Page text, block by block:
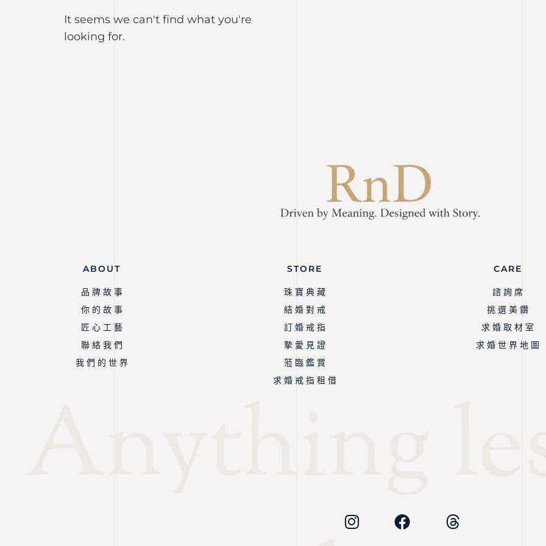
It seems we can't find what you're
looking for.
ABOUT
品 牌 故 事
你 的 故 事
匠 心 工 藝
聯 絡 我 們
我 們 的 世 界
STORE
珠 寶 典 藏
結 婚 對 戒
訂 婚 戒 指
摯 愛 見 證
蒞 臨 鑑 賞
求 婚 戒 指 租 借
CARE
諮 詢 席
挑 選 美 鑽
求 婚 取 材 室
求 婚 世 界 地 圖